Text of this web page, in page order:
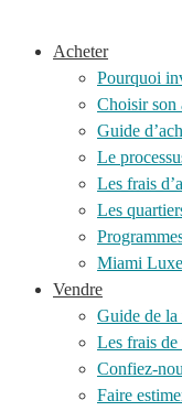
Acheter
Pourquoi
Choisir son
Guide
Le
Les frais
Les
Miami Luxe
Vendre
Guide de la
Les frais
Confiez-
Faire